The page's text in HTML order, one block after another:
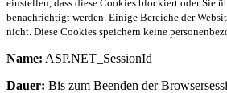
einstellen, dass diese Cookies blockiert oder Sie
benachrichtigt werden. Einige Bereiche der
nicht. Diese Cookies speichern keine
Name: ASP.NET_SessionId
Dauer: Bis zum Beenden der